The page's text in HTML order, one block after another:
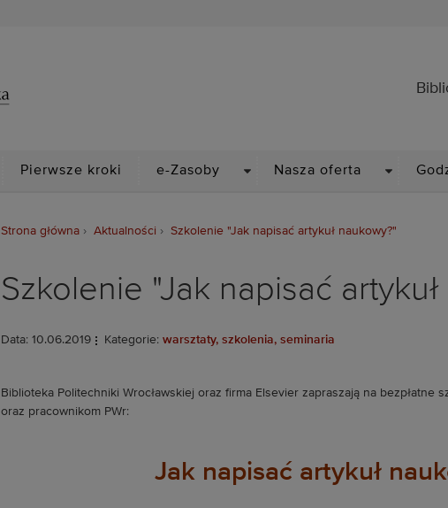
Biblioteka Politechniki
Pierwsze kroki e-Zasoby Nasza oferta
Strona główna Aktualności Szkolenie "Jak napisać artykuł naukowy?"
Szkolenie "Jak napisać
Data: 10.06.2019 Kategorie: warsztaty, szkolenia, seminaria
Biblioteka Politechniki Wrocławskiej oraz firma Elsevier zapraszają na bezpłatne
oraz pracownikom PWr:
Jak napisać artykuł